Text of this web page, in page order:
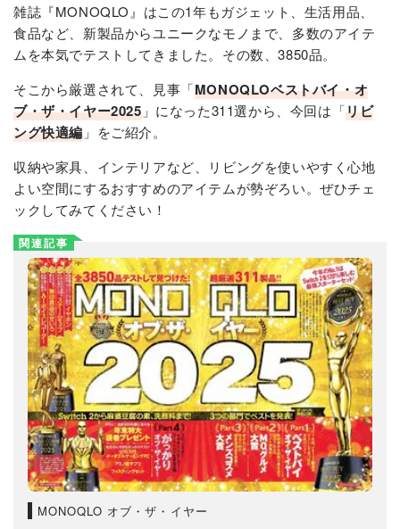
雑誌『MONOQLO』はこの1年もガジェット、生活用品、
食品など、新製品からユニークなモノまで、多数のアイテ
ムを本気でテストしてきました。その数、3850品。
そこから厳選されて、見事「MONOQLOベストバイ・オ
ブ・ザ・イヤー2025」になった311選から、今回は「リビ
ング快適編 」をご紹介。
収納や家具、インテリアなど、リビングを使いやすく心地
よい空間にするおすすめのアイテムが勢ぞろい。ぜひチェ
ックしてみてください！
関連記事
MONOQLO オブ・ザ・イヤー